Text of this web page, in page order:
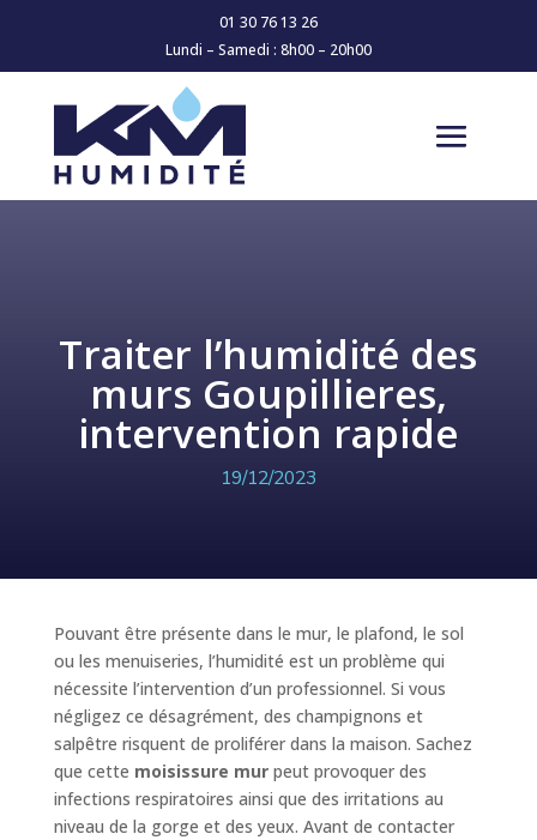
01 30 76 13 26
Lundi – Samedi : 8h00 – 20h00
Traiter l’humidité des
murs Goupillieres,
intervention rapide
19/12/2023
Pouvant être présente dans le mur, le plafond, le sol
ou les menuiseries, l’humidité est un problème qui
nécessite l’intervention d’un professionnel. Si vous
négligez ce désagrément, des champignons et
salpêtre risquent de proliférer dans la maison. Sachez
que cette moisissure murpeut provoquer des
infections respiratoires ainsi que des irritations au
niveau de la gorge et des yeux. Avant de contacter